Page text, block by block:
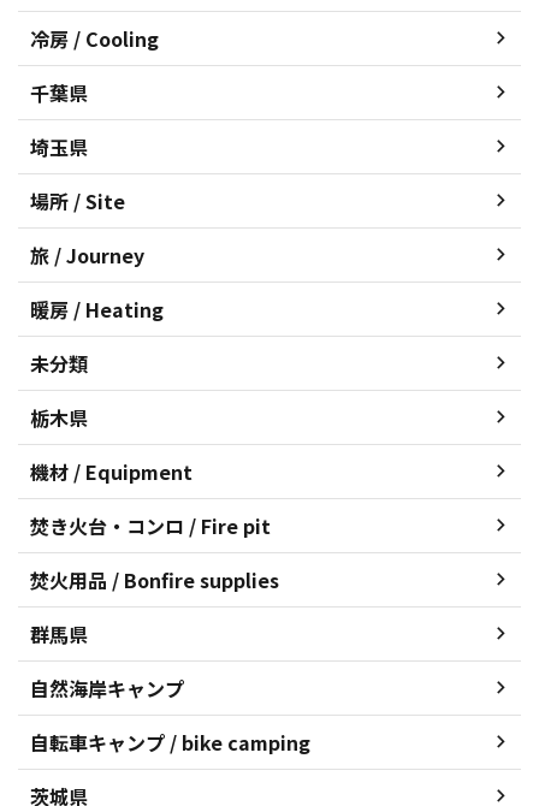
冷房 / Cooling
千葉県
埼玉県
場所 / Site
旅 / Journey
暖房 / Heating
未分類
栃木県
機材 / Equipment
焚き火台・コンロ / Fire pit
焚火用品 / Bonfire supplies
群馬県
自然海岸キャンプ
自転車キャンプ / bike camping
茨城県